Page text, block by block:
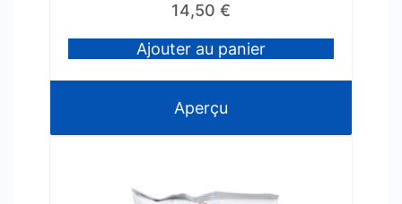
14,50 €
Ajouter au panier
Aperçu